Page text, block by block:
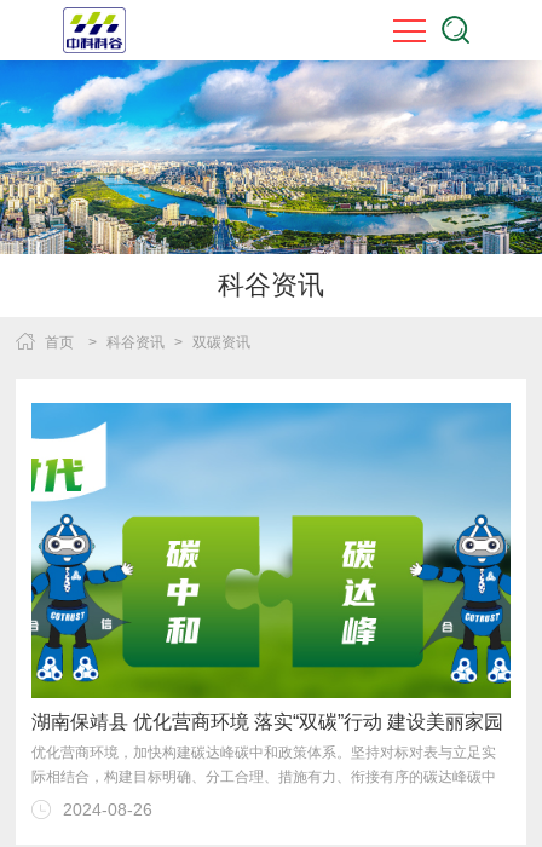
科谷资讯
首页 > 科谷资讯 > 双碳资讯
湖南保靖县 优化营商环境 落实“双碳”行动 建设美丽家园
2024-08-26